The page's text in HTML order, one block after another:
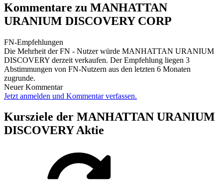
Kommentare zu MANHATTAN
URANIUM DISCOVERY CORP
FN-Empfehlungen
Die Mehrheit der FN - Nutzer würde MANHATTAN URANIUM
DISCOVERY derzeit verkaufen. Der Empfehlung liegen 3
Abstimmungen von FN-Nutzern aus den letzten 6 Monaten
zugrunde.
Neuer Kommentar
Jetzt anmelden und Kommentar verfassen.
Kursziele der MANHATTAN URANIUM
DISCOVERY Aktie